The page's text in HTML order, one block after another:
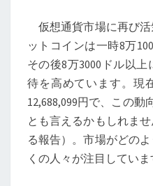
仮想通貨市場に再び
ットコインは一時8万
その後8万3000ドル以
待を高めています。現
12,688,099円で、この
とも言えるかもしれませ
る報告）。市場がどの
くの人々が注目していま